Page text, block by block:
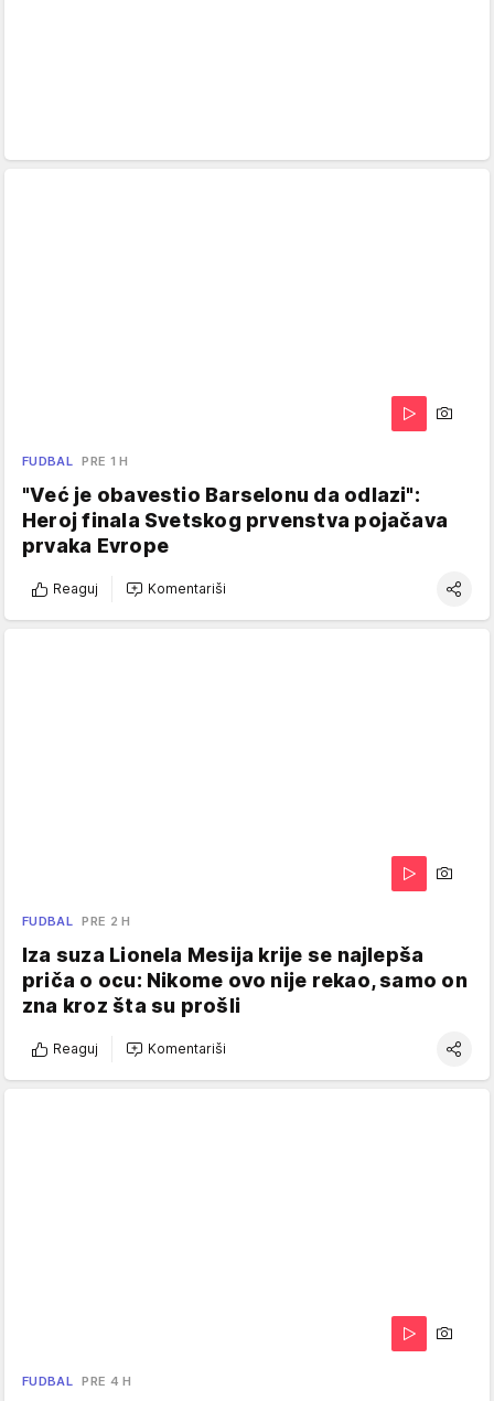
FUDBAL PRE 1 H
"Već je obavestio Barselonu da odlazi":
Heroj finala Svetskog prvenstva pojačava
prvaka Evrope
Reaguj Komentariši
FUDBAL PRE 2 H
Iza suza Lionela Mesija krije se najlepša
priča o ocu: Nikome ovo nije rekao, samo on
zna kroz šta su prošli
Reaguj Komentariši
FUDBAL PRE 4 H